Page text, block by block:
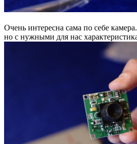
Очень интересна сама по себе
но с нужными для нас